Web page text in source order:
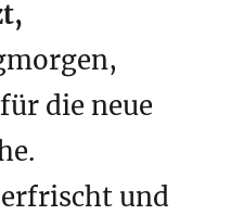
die neue
und